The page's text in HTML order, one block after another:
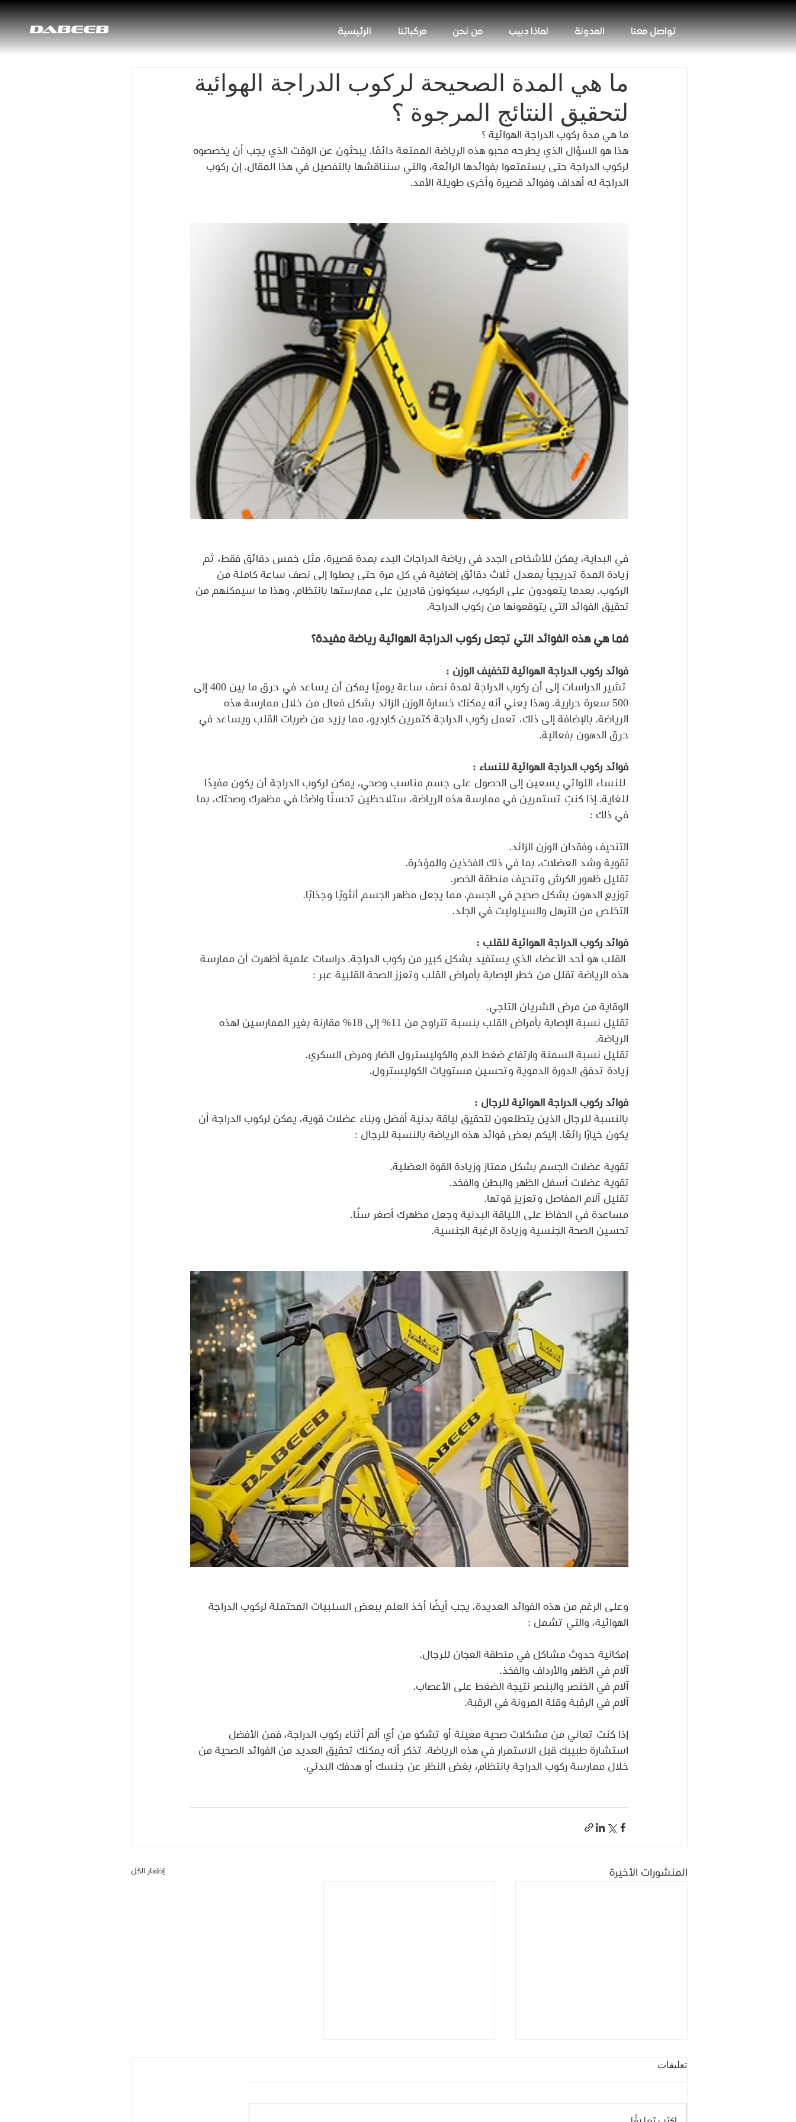
الرئيسية مركباتنا من نحن لماذا دبيب المدونة تواصل معنا
ما هي المدة الصحيحة لركوب الدراجة الهوائية
لتحقيق النتائج المرجوة ؟
ما هي مدة ركوب الدراجة الهوائية ؟
هذا هو السؤال الذي يطرحه محبو هذه الرياضة الممتعة دائمًا. يبحثون عن الوقت الذي يجب أن يخصصوه
لركوب الدراجة حتى يستمتعوا بفوائدها الرائعة، والتي سنناقشها بالتفصيل في هذا المقال. إن ركوب
الدراجة له أهداف وفوائد قصيرة وأخرى طويلة الأمد.
في البداية، يمكن للأشخاص الجدد في رياضة الدراجات البدء بمدة قصيرة، مثل خمس دقائق فقط، ثم
زيادة المدة تدريجياً بمعدل ثلاث دقائق إضافية في كل مرة حتى يصلوا إلى نصف ساعة كاملة من
الركوب. بعدما يتعودون على الركوب، سيكونون قادرين على ممارستها بانتظام، وهذا ما سيمكنهم من
تحقيق الفوائد التي يتوقعونها من ركوب الدراجة.
فما هي هذه الفوائد التي تجعل ركوب الدراجة الهوائية رياضة مفيدة؟
فوائد ركوب الدراجة الهوائية لتخفيف الوزن :
تشير الدراسات إلى أن ركوب الدراجة لمدة نصف ساعة يوميًا يمكن أن يساعد في حرق ما بين 400 إلى
500 سعرة حرارية. وهذا يعني أنه يمكنك خسارة الوزن الزائد بشكل فعال من خلال ممارسة هذه
الرياضة. بالإضافة إلى ذلك، تعمل ركوب الدراجة كتمرين كارديو، مما يزيد من ضربات القلب ويساعد في
حرق الدهون بفعالية.
فوائد ركوب الدراجة الهوائية للنساء :
للنساء اللواتي يسعين إلى الحصول على جسم مناسب وصحي، يمكن لركوب الدراجة أن يكون مفيدًا
للغاية. إذا كنتِ تستمرين في ممارسة هذه الرياضة، ستلاحظين تحسنًا واضحًا في مظهرك وصحتك، بما
في ذلك :
التنحيف وفقدان الوزن الزائد.
تقوية وشد العضلات، بما في ذلك الفخذين والمؤخرة.
تقليل ظهور الكرش وتنحيف منطقة الخصر.
توزيع الدهون بشكل صحيح في الجسم، مما يجعل مظهر الجسم أنثويًا وجذابًا.
التخلص من الترهل والسيلوليت في الجلد.
فوائد ركوب الدراجة الهوائية للقلب :
القلب هو أحد الأعضاء الذي يستفيد بشكل كبير من ركوب الدراجة. دراسات علمية أظهرت أن ممارسة
هذه الرياضة تقلل من خطر الإصابة بأمراض القلب وتعزز الصحة القلبية عبر :
الوقاية من مرض الشريان التاجي.
تقليل نسبة الإصابة بأمراض القلب بنسبة تتراوح من 11% إلى 18% مقارنة بغير الممارسين لهذه
الرياضة.
تقليل نسبة السمنة وارتفاع ضغط الدم والكوليسترول الضار ومرض السكري.
زيادة تدفق الدورة الدموية وتحسين مستويات الكوليسترول.
فوائد ركوب الدراجة الهوائية للرجال :
بالنسبة للرجال الذين يتطلعون لتحقيق لياقة بدنية أفضل وبناء عضلات قوية، يمكن لركوب الدراجة أن
يكون خيارًا رائعًا. إليكم بعض فوائد هذه الرياضة بالنسبة للرجال :
تقوية عضلات الجسم بشكل ممتاز وزيادة القوة العضلية.
تقوية عضلات أسفل الظهر والبطن والفخد.
تقليل آلام المفاصل وتعزيز قوتها.
مساعدة في الحفاظ على اللياقة البدنية وجعل مظهرك أصغر سنًا.
تحسين الصحة الجنسية وزيادة الرغبة الجنسية.
وعلى الرغم من هذه الفوائد العديدة، يجب أيضًا أخذ العلم ببعض السلبيات المحتملة لركوب الدراجة
الهوائية، والتي تشمل :
إمكانية حدوث مشاكل في منطقة العجان للرجال.
آلام في الظهر والأرداف والفخذ.
آلام في الخنصر والبنصر نتيجة الضغط على الأعصاب.
آلام في الرقبة وقلة المرونة في الرقبة.
إذا كنت تعاني من مشكلات صحية معينة أو تشكو من أي ألم أثناء ركوب الدراجة، فمن الأفضل
استشارة طبيبك قبل الاستمرار في هذه الرياضة. تذكر أنه يمكنك تحقيق العديد من الفوائد الصحية من
خلال ممارسة ركوب الدراجة بانتظام، بغض النظر عن جنسك أو هدفك البدني.
المنشورات الأخيرة إظهار الكل
تعليقات